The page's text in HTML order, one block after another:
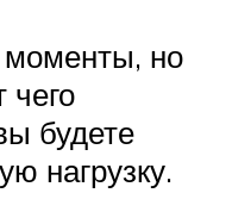
моменты, но
чего
будете
нагрузку.